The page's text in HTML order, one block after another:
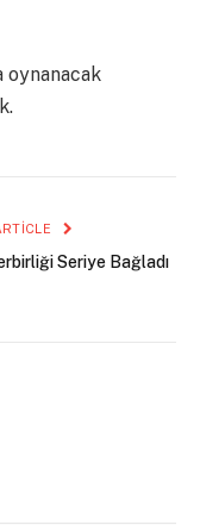
oynanacak
Seriye Bağladı